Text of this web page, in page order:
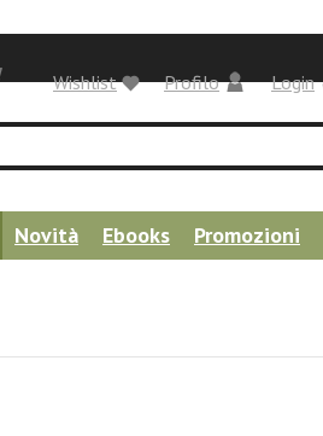
Login
Profilo
Wishlist
Novità Ebooks Promozioni